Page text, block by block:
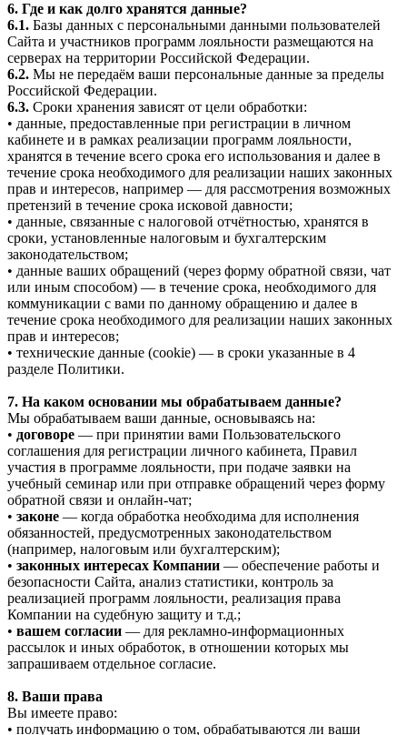
6. Где и как долго хранятся данные?
6.1. Базы данных с персональными данными пользователей
Сайта и участников программ лояльности размещаются на
серверах на территории Российской Федерации.
6.2. Мы не передаём ваши персональные данные за пределы
Российской Федерации.
6.3. Сроки хранения зависят от цели обработки:
• данные, предоставленные при регистрации в личном
кабинете и в рамках реализации программ лояльности,
хранятся в течение всего срока его использования и далее в
течение срока необходимого для реализации наших законных
прав и интересов, например — для рассмотрения возможных
претензий в течение срока исковой давности;
• данные, связанные с налоговой отчётностью, хранятся в
сроки, установленные налоговым и бухгалтерским
законодательством;
• данные ваших обращений (через форму обратной связи, чат
или иным способом) — в течение срока, необходимого для
коммуникации с вами по данному обращению и далее в
течение срока необходимого для реализации наших законных
прав и интересов;
• технические данные (cookie) — в сроки указанные в 4
разделе Политики.
7. На каком основании мы обрабатываем данные?
Мы обрабатываем ваши данные, основываясь на:
• договоре — при принятии вами Пользовательского
соглашения для регистрации личного кабинета, Правил
участия в программе лояльности, при подаче заявки на
учебный семинар или при отправке обращений через форму
обратной связи и онлайн-чат;
• законе — когда обработка необходима для исполнения
обязанностей, предусмотренных законодательством
(например, налоговым или бухгалтерским);
• законных интересах Компании — обеспечение работы и
безопасности Сайта, анализ статистики, контроль за
реализацией программ лояльности, реализация права
Компании на судебную защиту и т.д.;
• вашем согласии — для рекламно-информационных
рассылок и иных обработок, в отношении которых мы
запрашиваем отдельное согласие.
8. Ваши права
Вы имеете право:
• получать информацию о том, обрабатываются ли ваши